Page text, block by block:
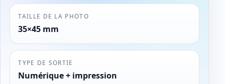
TAILLE DE LA PHOTO
35×45 mm
TYPE DE SORTIE
Numérique + impression